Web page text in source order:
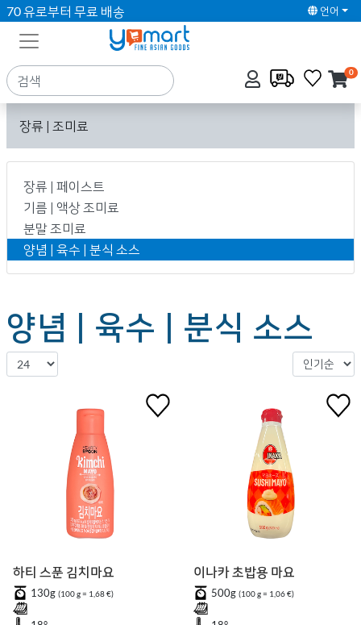
70 유로부터 무료 배송 언어
0
장류 | 조미료
장류 | 페이스트
기름 | 액상 조미료
분말 조미료
양념 | 육수 | 분식 소스
양념 | 육수 | 분식 소스
하티 스푼 김치마요
130g (100 g = 1,68 €)
이나카 초밥용 마요
500g (100 g = 1,06 €)